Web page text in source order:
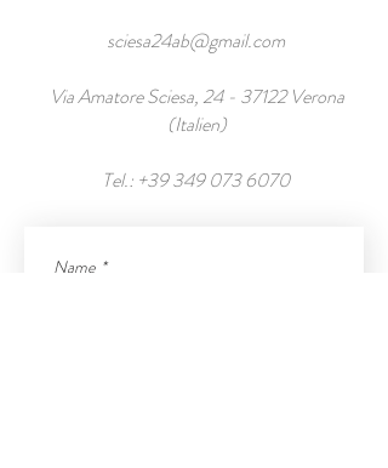
sciesa24ab@gmail.com
Via Amatore Sciesa, 24 - 37122Verona
(Italien)
Tel.: +39 349 073 6070
Name *